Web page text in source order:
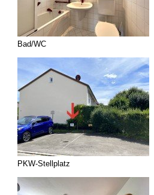
Bad/WC
PKW-Stellplatz